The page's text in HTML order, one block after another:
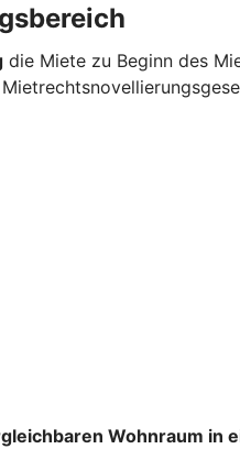
die Miete zu Beginn des
Wohnraum in